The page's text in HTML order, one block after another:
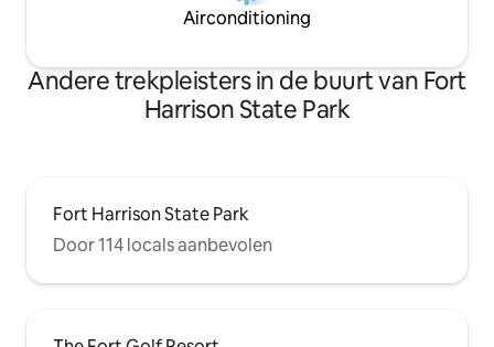
Airconditioning
Andere trekpleisters in de buurt van Fort
Harrison State Park
Fort Harrison State Park
Door 114 locals aanbevolen